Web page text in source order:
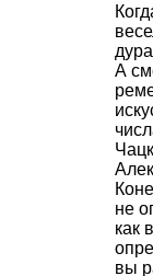
А
не
как
вы